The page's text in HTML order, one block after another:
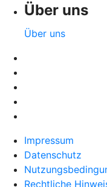
Über uns
Über uns
Impressum
Datenschutz
Rechtliche